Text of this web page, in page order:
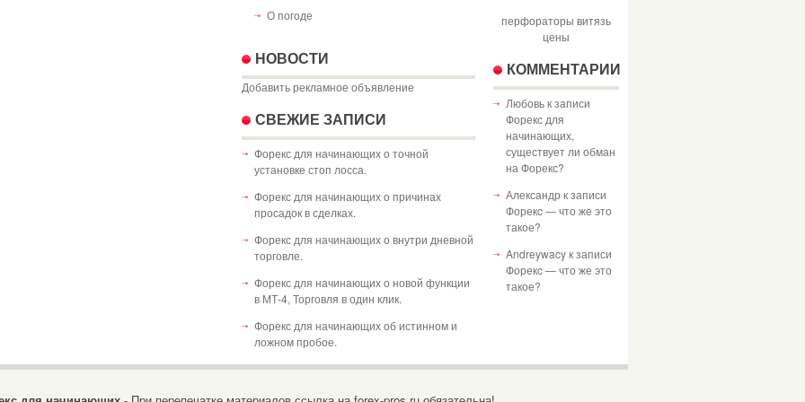
О погоде
НОВОСТИ
Добавить рекламное объявление
СВЕЖИЕ ЗАПИСИ
Форекс для начинающих о точной
установке стоп лосса.
Форекс для начинающих о причинах
просадок в сделках.
Форекс для начинающих о внутри дневной
торговле.
Форекс для начинающих о новой функции
в МТ-4, Торговля в один клик.
Форекс для начинающих об истинном и
ложном пробое.
перфораторы витязь
цены
КОММЕНТАРИИ
Любовьк записи
Форекс для
начинающих,
существует ли обман
на Форекс?
Александр к записи
Форекc — что же это
такое?
Andreywacyк записи
Форекc — что же это
такое?